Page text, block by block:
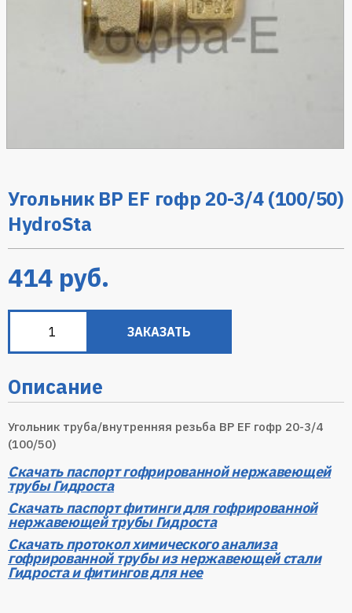
Угольник ВР EF гофр 20-3/4 (100/50)
HydroSta
414 руб.
ЗАКАЗАТЬ
Описание
Угольник труба/внутренняя резьба ВР EF гофр 20-3/4
(100/50)
Скачать паспорт гофрированной нержавеющей
трубы Гидроста
Скачать паспорт фитинги для гофрированной
нержавеющей трубы Гидроста
Скачать протокол химического анализа
гофрированной трубы из нержавеющей стали
Гидроста и фитингов для нее